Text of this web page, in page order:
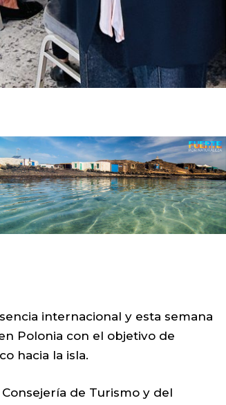
internacional y esta semana
Polonia con el objetivo de
hacia la isla.
de Turismo y del